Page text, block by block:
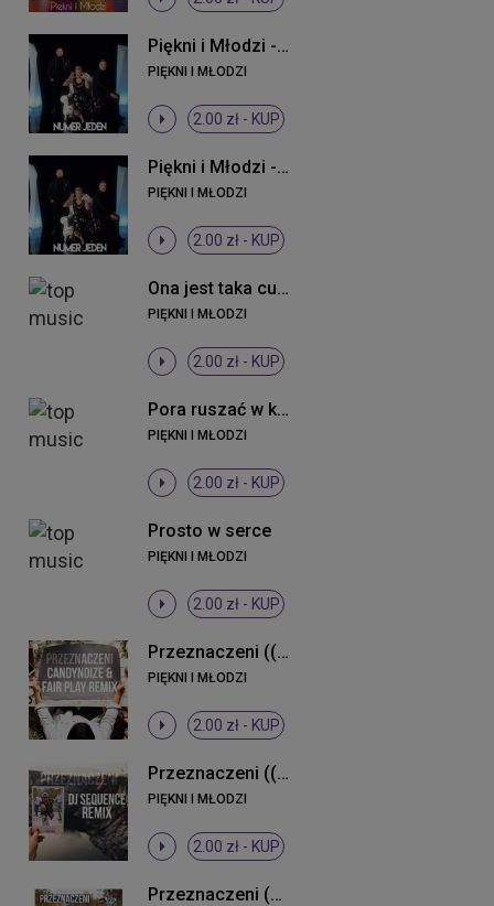
Piękni i Młodzi - Numer jeden (Original Mix)
PIĘKNI I MŁODZI
2.00 zł - KUP
Piękni i Młodzi - Numer jeden (Original Mix)
PIĘKNI I MŁODZI
2.00 zł - KUP
Ona jest taka cudowna
PIĘKNI I MŁODZI
2.00 zł - KUP
Pora ruszać w klub (Radio Edit)
PIĘKNI I MŁODZI
2.00 zł - KUP
Prosto w serce
PIĘKNI I MŁODZI
2.00 zł - KUP
Przeznaczeni ((CandyNoize & Fair Play Remix))
PIĘKNI I MŁODZI
2.00 zł - KUP
Przeznaczeni ((DJ Sequence Remix))
PIĘKNI I MŁODZI
2.00 zł - KUP
Przeznaczeni (Original Mix)